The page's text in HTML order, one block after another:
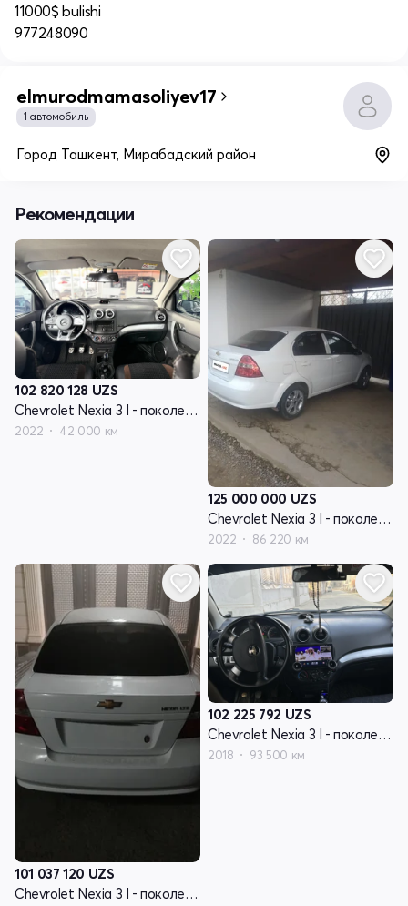
11000$ bulishi
977248090
elmurodmamasoliyev17
1 автомобиль
Город Ташкент, Мирабадский район
Рекомендации
102 820 128 UZS
Chevrolet Nexia 3 I - поколение
2022 42 000 км
125 000 000 UZS
Chevrolet Nexia 3 I - поколение
2022 86 220 км
101 037 120 UZS
Chevrolet Nexia 3 I - поколение
102 225 792 UZS
Chevrolet Nexia 3 I - поколение
2018 93 500 км